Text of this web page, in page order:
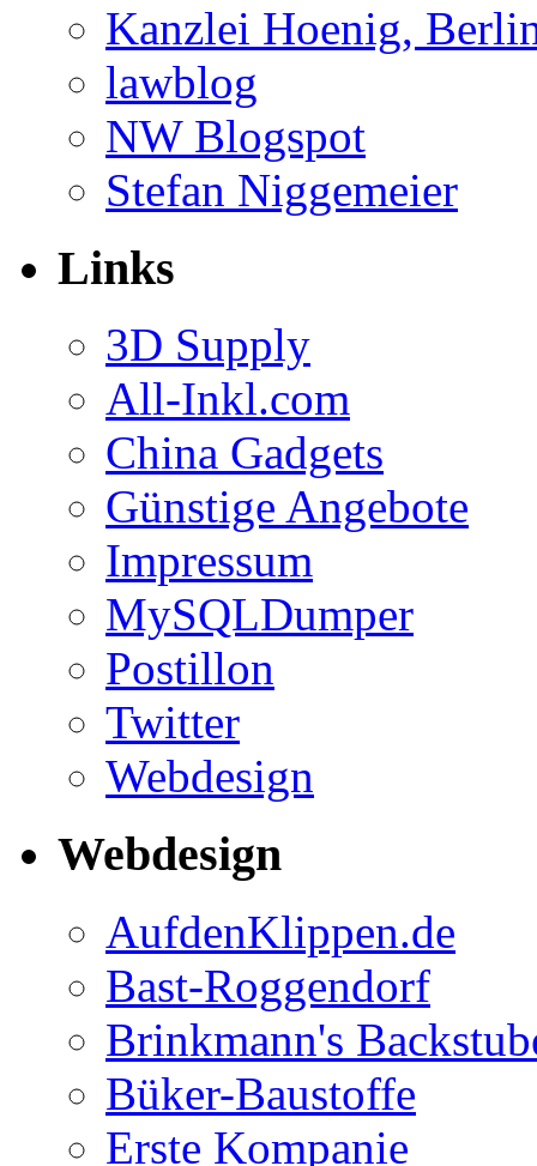
Kanzlei Hoenig,
lawblog
NW Blogspot
Stefan Niggemeier
Links
3D Supply
All-Inkl.com
China Gadgets
Günstige Angebote
Impressum
MySQLDumper
Postillon
Twitter
Webdesign
Webdesign
AufdenKlippen.de
Bast-Roggendorf
Brinkmann's
Büker-Baustoffe
Erste Kompanie